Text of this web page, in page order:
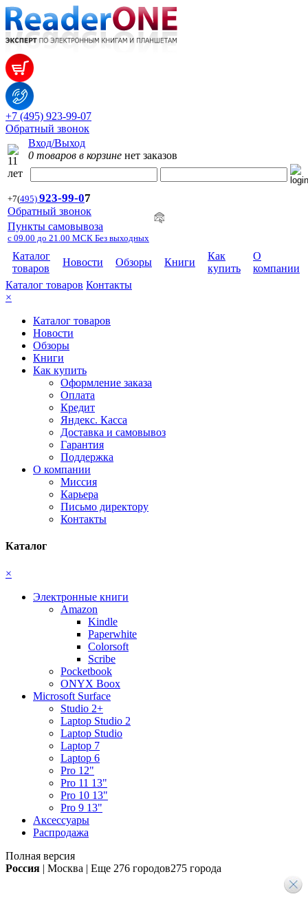
+7 (495) 923-99-07
Обратный звонок
Вход/Выход
0 товаров в корзине нет заказов
+7(495) 923-99-07
Обратный звонок
Пункты самовывоза
с 09.00 до 21.00 МСК Без выходных
Каталог
товаров
Новости Обзоры Книги
Как
купить
О
компании
Каталог товаров Контакты
×
Каталог товаров
Новости
Обзоры
Книги
Как купить
Оформление заказа
Оплата
Кредит
Яндекс. Касса
Доставка и самовывоз
Гарантия
Поддержка
О компании
Миссия
Карьера
Письмо директору
Контакты
Каталог
×
Электронные книги
Amazon
Kindle
Paperwhite
Colorsoft
Scribe
Pocketbook
ONYX Boox
Microsoft Surface
Studio 2+
Laptop Studio 2
Laptop Studio
Laptop 7
Laptop 6
Pro 12"
Pro 11 13"
Pro 10 13"
Pro 9 13"
Аксессуары
Распродажа
Полная версия
Россия | Москва | Еще 276 городов275 города